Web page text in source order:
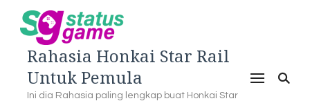
Rahasia Honkai Star Rail
Untuk Pemula
Ini dia Rahasia paling lengkap buat Honkai Star